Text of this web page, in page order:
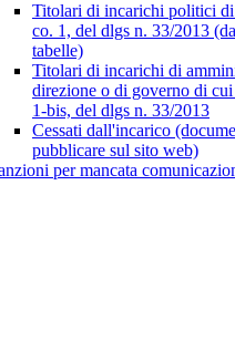
Titolari di incarichi politici
co. 1, del dlgs n. 33/2013
tabelle)
Titolari di incarichi di
direzione o di governo di
1-bis, del dlgs n. 33/2013
Cessati dall'incarico
pubblicare sul sito web)
per mancata